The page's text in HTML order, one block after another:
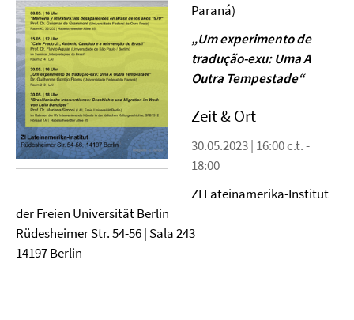
Paraná)
„Um experimento de
tradução-exu: Uma A
Outra Tempestade“
Zeit & Ort
30.05.2023 | 16:00 c.t. -
18:00
ZI Lateinamerika-Institut
der Freien Universität Berlin
Rüdesheimer Str. 54-56 | Sala 243
14197 Berlin